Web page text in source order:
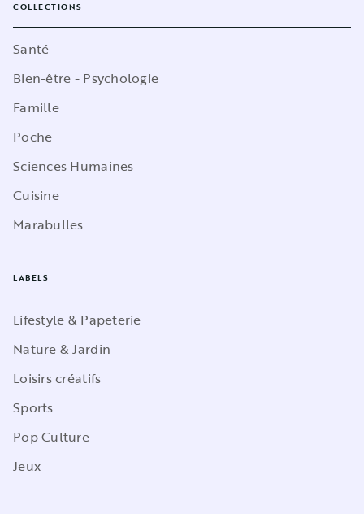
COLLECTIONS
Santé
Bien-être - Psychologie
Famille
Poche
Sciences Humaines
Cuisine
Marabulles
LABELS
Lifestyle & Papeterie
Nature & Jardin
Loisirs créatifs
Sports
Pop Culture
Jeux